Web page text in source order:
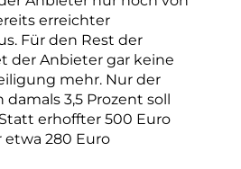
erreichter
Für den Rest der
der Anbieter gar keine
mehr. Nur der
damals 3,5 Prozent soll
erhoffter 500 Euro
280 Euro